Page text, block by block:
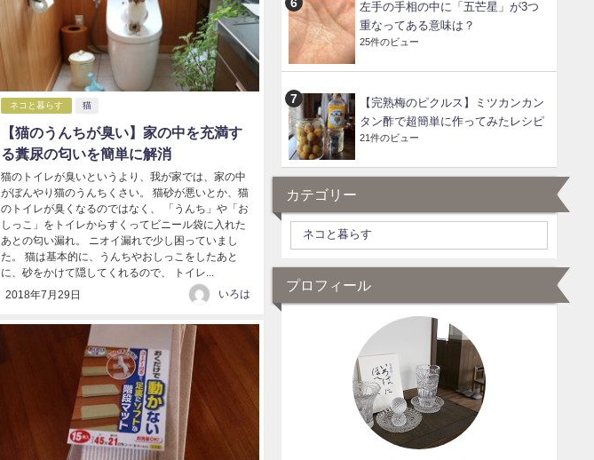
ネコと暮らす 猫
【猫のうんちが臭い】家の中を充満す
る糞尿の匂いを簡単に解消
猫のトイレが臭いというより、我が家では、家の中
がぼんやり猫のうんちくさい。 猫砂が悪いとか、猫
のトイレが臭くなるのではなく、 「うんち」や「お
しっこ」をトイレからすくってビニール袋に入れた
あとの匂い漏れ。 ニオイ漏れで少し困っていまし
た。 猫は基本的に、うんちやおしっこをしたあと
に、砂をかけて隠してくれるので、 トイレ...
2018年7月29日 いろは
左手の手相の中に「五芒星」が3つ
重なってある意味は？
25件のビュー
【完熟梅のピクルス】ミツカンカン
タン酢で超簡単に作ってみたレシピ
21件のビュー
カテゴリー
プロフィール